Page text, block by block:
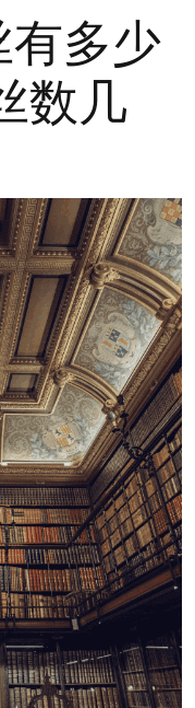
有多少
数几